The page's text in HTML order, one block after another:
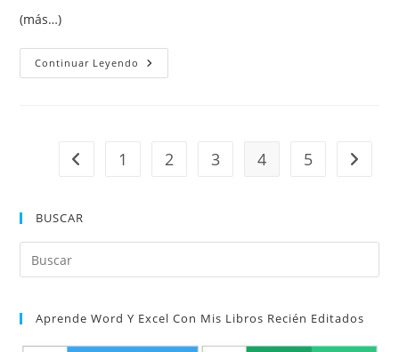
(más…)
Continuar Leyendo Control
De
Ir a la página anterior
1 2 3 4 5 Ir a la
BUSCAR
Aprende Word Y Excel Con Mis Libros Recién Editados